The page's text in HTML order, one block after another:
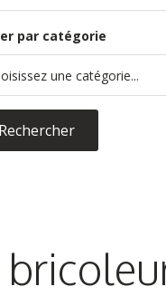
par catégorie
une catégorie...
Rechercher